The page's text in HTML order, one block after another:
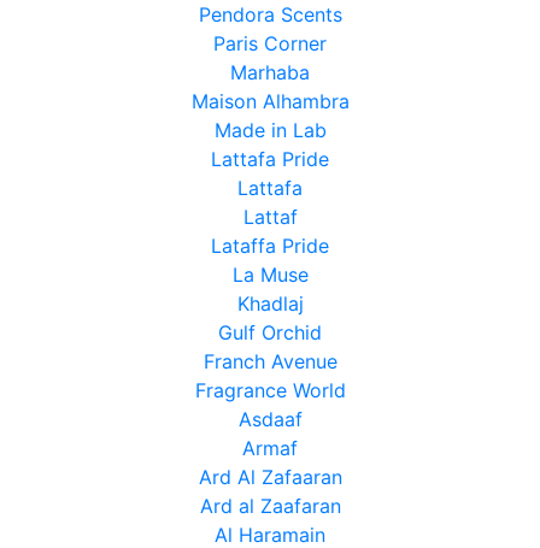
Pendora Scents
Paris Corner
Marhaba
Maison Alhambra
Made in Lab
Lattafa Pride
Lattafa
Lattaf
Lataffa Pride
La Muse
Khadlaj
Gulf Orchid
Franch Avenue
Fragrance World
Asdaaf
Armaf
Ard Al Zafaaran
Ard al Zaafaran
Al Haramain